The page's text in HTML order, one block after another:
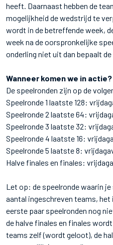
heeft. Daarnaast hebben de
mogelijkheid de wedstrijd te
wordt in de betreffende week,
week na de oorspronkelijke
onderling niet uit dan bepaalt
Wanneer komen we in actie?
De speelronden zijn op de
Speelronde 1 laatste 128:
Speelronde 2 laatste 64:
Speelronde 3 laatste 32:
Speelronde 4 laatste 16:
Speelronde 5 laatste 8:
Halve finales en finales:
Let op: de speelronde waarin
aantal ingeschreven teams,
eerste paar speelronden nog
de halve finales en finales
teams zelf (wordt geloot), de